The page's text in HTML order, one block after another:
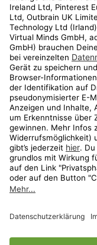
Kundenservice
Shop
Aktionen
Travel